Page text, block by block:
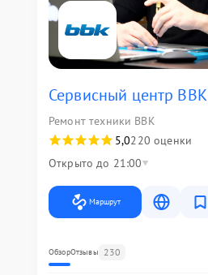
Сервисный центр BBK
Ремонт техники BBK
5,0220 оценки
Открыто до 21:00
Маршрут
ОбзорОтзывы 230